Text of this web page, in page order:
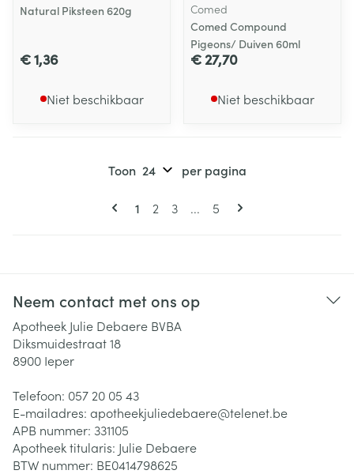
Natural Piksteen 620g
€ 1,36
Niet beschikbaar
Comed
Comed Compound
Pigeons/ Duiven 60ml
€ 27,70
Niet beschikbaar
Pagina's
U lees momenteel pagina
1 Pagina
2 Pagina
3 ... Pagina
5
Toon per pagina
Neem contact met ons op
Apotheek Julie Debaere BVBA
Diksmuidestraat 18
8900 Ieper
Telefoon: 057 20 05 43
E-mailadres: apotheekjuliedebaere@telenet.be
APB nummer: 331105
Apotheek titularis: Julie Debaere
BTW nummer: BE0414798625